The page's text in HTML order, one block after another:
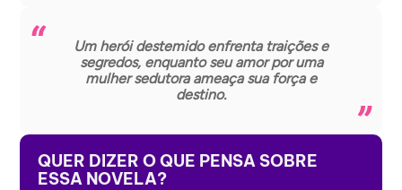
Um herói destemido enfrenta traições e
segredos, enquanto seu amor por uma
mulher sedutora ameaça sua força e
destino.
QUER DIZER O QUE PENSA SOBRE
ESSA NOVELA?